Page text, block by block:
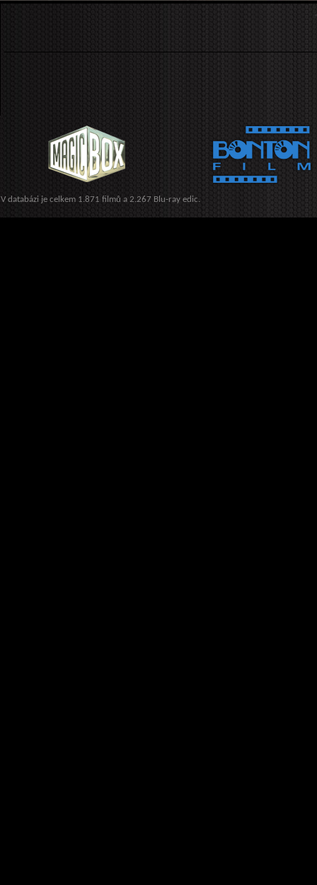
V databázi je celkem 1.871 filmů a 2.267 Blu-ray edic.